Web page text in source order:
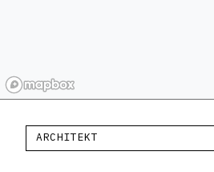
ARCHITEKT